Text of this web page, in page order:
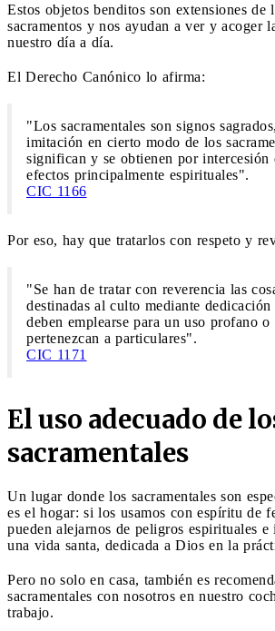
Estos objetos benditos son extensiones de
sacramentos y nos ayudan a ver y acoger
nuestro día a día.
El Derecho Canónico lo afirma:
"Los sacramentales son signos
imitación en cierto modo de los
significan y se obtienen por intercesión
efectos principalmente espirituales".
CIC 1166
Por eso, hay que tratarlos con respeto y
"Se han de tratar con reverencia las
destinadas al culto mediante
deben emplearse para un uso profano
pertenezcan a particulares".
CIC 1171
El uso adecuado de
sacramentales
Un lugar donde los sacramentales son
es el hogar: si los usamos con espíritu de
pueden alejarnos de peligros espirituales
una vida santa, dedicada a Dios en la
Pero no solo en casa, también es
sacramentales con nosotros en nuestro
trabajo.